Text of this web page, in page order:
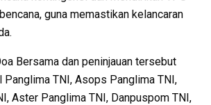
guna memastikan kelancaran
Bersama dan peninjauan tersebut
Panglima TNI, Asops Panglima TNI,
Aster Panglima TNI, Danpuspom TNI,